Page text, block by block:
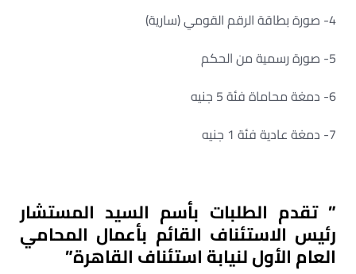
4- صورة بطاقة الرقم القومي (سارية)
5- صورة رسمية من الحكم
6- دمغة محاماة فئة 5 جنيه
7- دمغة عادية فئة 1 جنيه
” تقدم الطلبات بأسم السيد المستشار
رئيس الاستئناف القائم بأعمال المحامي
العام الأول لنيابة استئناف القاهرة”